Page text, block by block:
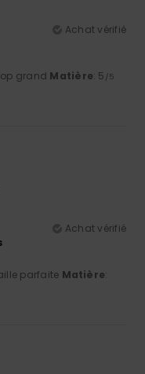
Achat vérifié
grand Matière: 5 /5
Achat vérifié
parfaite Matière: